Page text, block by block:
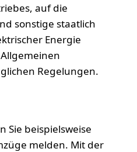
auf die
sonstige staatlich
Energie
Regelungen.
Sie beispielsweise
melden. Mit der